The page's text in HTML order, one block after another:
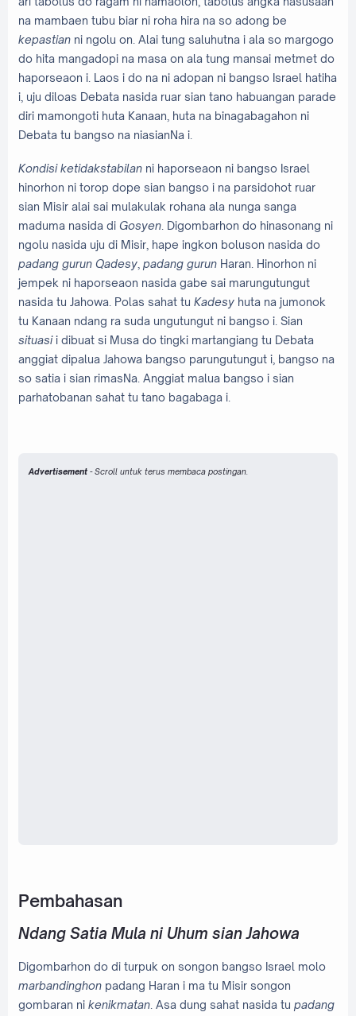
na mambaen tubu biar ni roha hira na so adong be
kepastian ni ngolu on. Alai tung saluhutna i ala so margogo
do hita mangadopi na masa on ala tung mansai metmet do
haporseaon i. Laos i do na ni adopan ni bangso Israel hatiha
i, uju diloas Debata nasida ruar sian tano habuangan parade
diri mamongoti huta Kanaan, huta na binagabagahon ni
Debata tu bangso na niasianNa i.
Kondisi ketidakstabilan ni haporseaon ni bangso Israel
hinorhon ni torop dope sian bangso i na parsidohot ruar
sian Misir alai sai mulakulak rohana ala nunga sanga
maduma nasida di Gosyen . Digombarhon do hinasonang ni
ngolu nasida uju di Misir, hape ingkon boluson nasida do
padang gurun Qadesy padang gurun Haran. Hinorhon ni
jempek ni haporseaon nasida gabe sai marungutungut
nasida tu Jahowa. Polas sahat tu Kadesy huta na jumonok
tu Kanaan ndang ra suda ungutungut ni bangso i. Sian
situasii dibuat si Musa do tingki martangiang tu Debata
anggiat dipalua Jahowa bangso parungutungut i, bangso na
so satia i sian rimasNa. Anggiat malua bangso i sian
parhatobanan sahat tu tano bagabaga i
Advertisement - Scroll untuk terus membaca postingan.
Pembahasan
Ndang Satia Mula ni Uhum sian Jahowa
Digombarhon do di turpuk on songon bangso Israel molo
marbandinghon padang Haran i ma tu Misir songon
gombaran ni kenikmatan. Asa dung sahat nasida tu padang